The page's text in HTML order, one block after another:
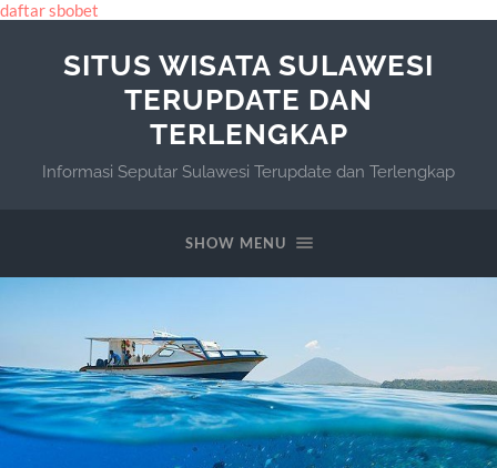
daftar sbobet
SITUS WISATA SULAWESI
TERUPDATE DAN
TERLENGKAP
Informasi Seputar Sulawesi Terupdate dan Terlengkap
SHOW MENU